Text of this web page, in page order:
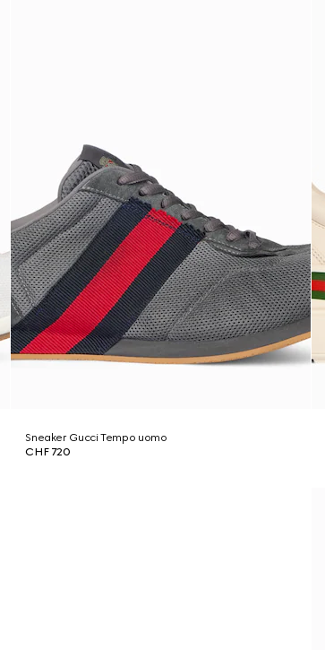
Sneaker Gucci Tempo uomo
CHF 720